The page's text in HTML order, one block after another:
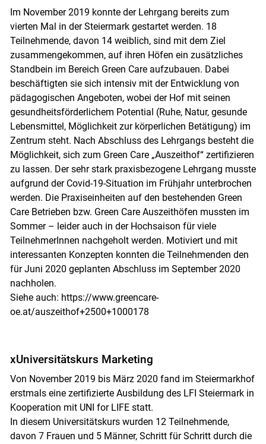
Im November 2019 konnte der Lehrgang bereits zum
vierten Mal in der Steiermark gestartet werden. 18
Teilnehmende, davon 14 weiblich, sind mit dem Ziel
zusammengekommen, auf ihren Höfen ein zusätzliches
Standbein im Bereich Green Care aufzubauen. Dabei
beschäftigten sie sich intensiv mit der Entwicklung von
pädagogischen Angeboten, wobei der Hof mit seinen
gesundheitsförderlichem Potential (Ruhe, Natur, gesunde
Lebensmittel, Möglichkeit zur körperlichen Betätigung) im
Zentrum steht. Nach Abschluss des Lehrgangs besteht die
Möglichkeit, sich zum Green Care „Auszeithof“ zertifizieren
zu lassen. Der sehr stark praxisbezogene Lehrgang musste
aufgrund der Covid-19-Situation im Frühjahr unterbrochen
werden. Die Praxiseinheiten auf den bestehenden Green
Care Betrieben bzw. Green Care Auszeithöfen mussten im
Sommer – leider auch in der Hochsaison für viele
TeilnehmerInnen nachgeholt werden. Motiviert und mit
interessanten Konzepten konnten die Teilnehmenden den
für Juni 2020 geplanten Abschluss im September 2020
nachholen.
Siehe auch: https://www.greencare-
oe.at/auszeithof+2500+1000178
xUniversitätskurs Marketing
Von November 2019 bis März 2020 fand im Steiermarkhof
erstmals eine zertifizierte Ausbildung des LFI Steiermark in
Kooperation mit UNI for LIFE statt.
In diesem Universitätskurs wurden 12 Teilnehmende,
davon 7 Frauen und 5 Männer, Schritt für Schritt durch die